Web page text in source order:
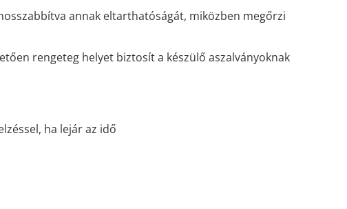
annak eltarthatóságát, miközben megőrzi
rengeteg helyet biztosít a készülő aszalványoknak
ha lejár az idő